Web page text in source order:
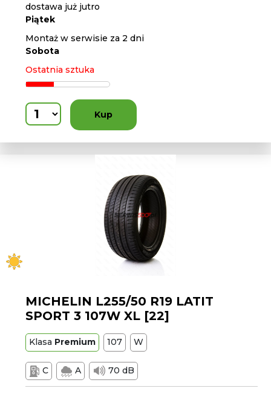
dostawa już jutro
Piątek
Montaż w serwisie za 2 dni
Sobota
Ostatnia sztuka
Kup
MICHELIN L255/50 R19 LATIT
SPORT 3 107W XL [22]
Klasa Premium 107 W
C A 70 dB